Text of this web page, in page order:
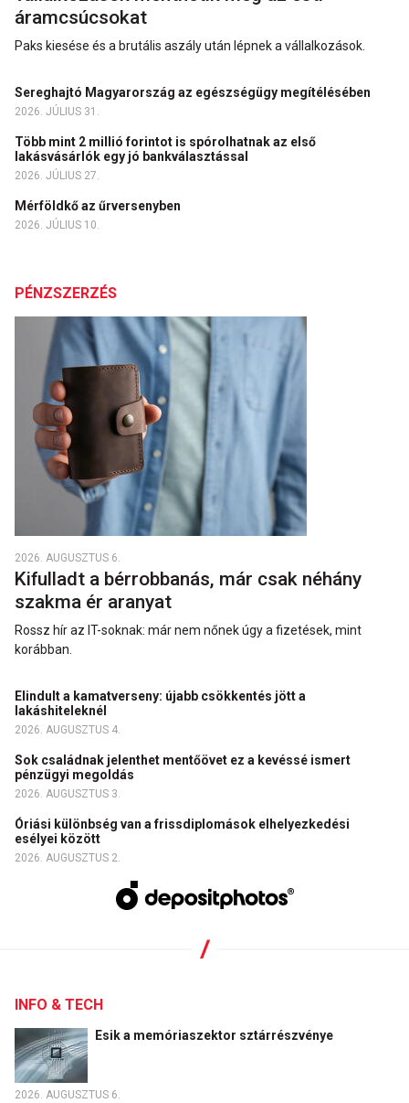
áramcsúcsokat
Paks kiesése és a brutális aszály után lépnek a vállalkozások.
Sereghajtó Magyarország az egészségügy megítélésében
2026. JÚLIUS 31.
Több mint 2 millió forintot is spórolhatnak az első
lakásvásárlók egy jó bankválasztással
2026. JÚLIUS 27.
Mérföldkő az űrversenyben
2026. JÚLIUS 10.
PÉNZSZERZÉS
2026. AUGUSZTUS 6.
Kifulladt a bérrobbanás, már csak néhány
szakma ér aranyat
Rossz hír az IT-soknak: már nem nőnek úgy a fizetések, mint
korábban.
Elindult a kamatverseny: újabb csökkentés jött a
lakáshiteleknél
2026. AUGUSZTUS 4.
Sok családnak jelenthet mentőövet ez a kevéssé ismert
pénzügyi megoldás
2026. AUGUSZTUS 3.
Óriási különbség van a frissdiplomások elhelyezkedési
esélyei között
2026. AUGUSZTUS 2.
INFO & TECH
Esik a memóriaszektor sztárrészvénye
2026. AUGUSZTUS 6.